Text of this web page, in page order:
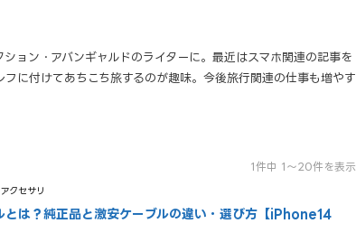
ョン・アバンギャルドのライターに。最近はスマホ関連の記事を
に付けてあちこち旅するのが趣味。今後旅行関連の仕事も増やす
1件中 1〜20件を表示
アクセサリ
とは？純正品と激安ケーブルの違い・選び方【iPhone14